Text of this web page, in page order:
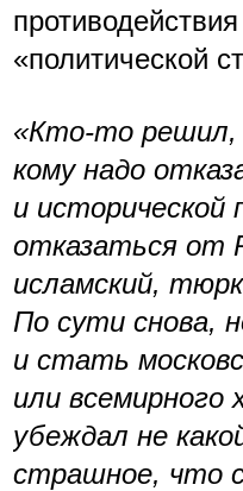
«политической
«Кто-то решил,
кому надо
и
отказаться от
исламский,
По сути снова,
и стать
или
убеждал не
страшное, что